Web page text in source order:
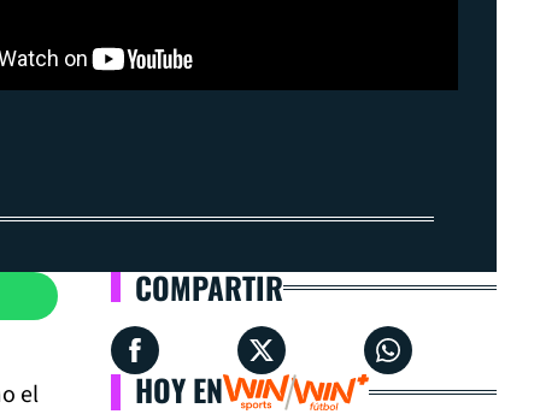
el
COMPARTIR
HOY EN